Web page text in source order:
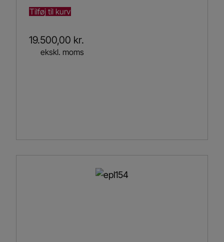
Tilføj til kurv
19.500,00 kr.
ekskl. moms